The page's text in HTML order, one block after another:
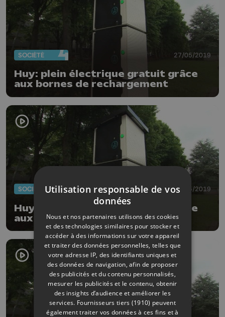
SOCIÉTÉ 27/05/2019
Huy: plein électrique gratuit grâce
aux bornes de rechargement
SOCIÉTÉ 27/05/2019
Huy: plein électrique gratuit grâce
aux bornes de rechargement
Utilisation responsable de vos
données
Nous et nos partenaires utilisons des cookies
et des technologies similaires pour stocker et
accéder à des informations sur votre appareil
et traiter des données personnelles, telles que
votre adresse IP, des identifiants uniques et
des données de navigation, afin de proposer
des publicités et du contenu personnalisés,
mesurer les publicités et le contenu, obtenir
des insights d’audience et améliorer les
services. Fournisseurs tiers (1910) peuvent
également traiter vos données à ces fins et à